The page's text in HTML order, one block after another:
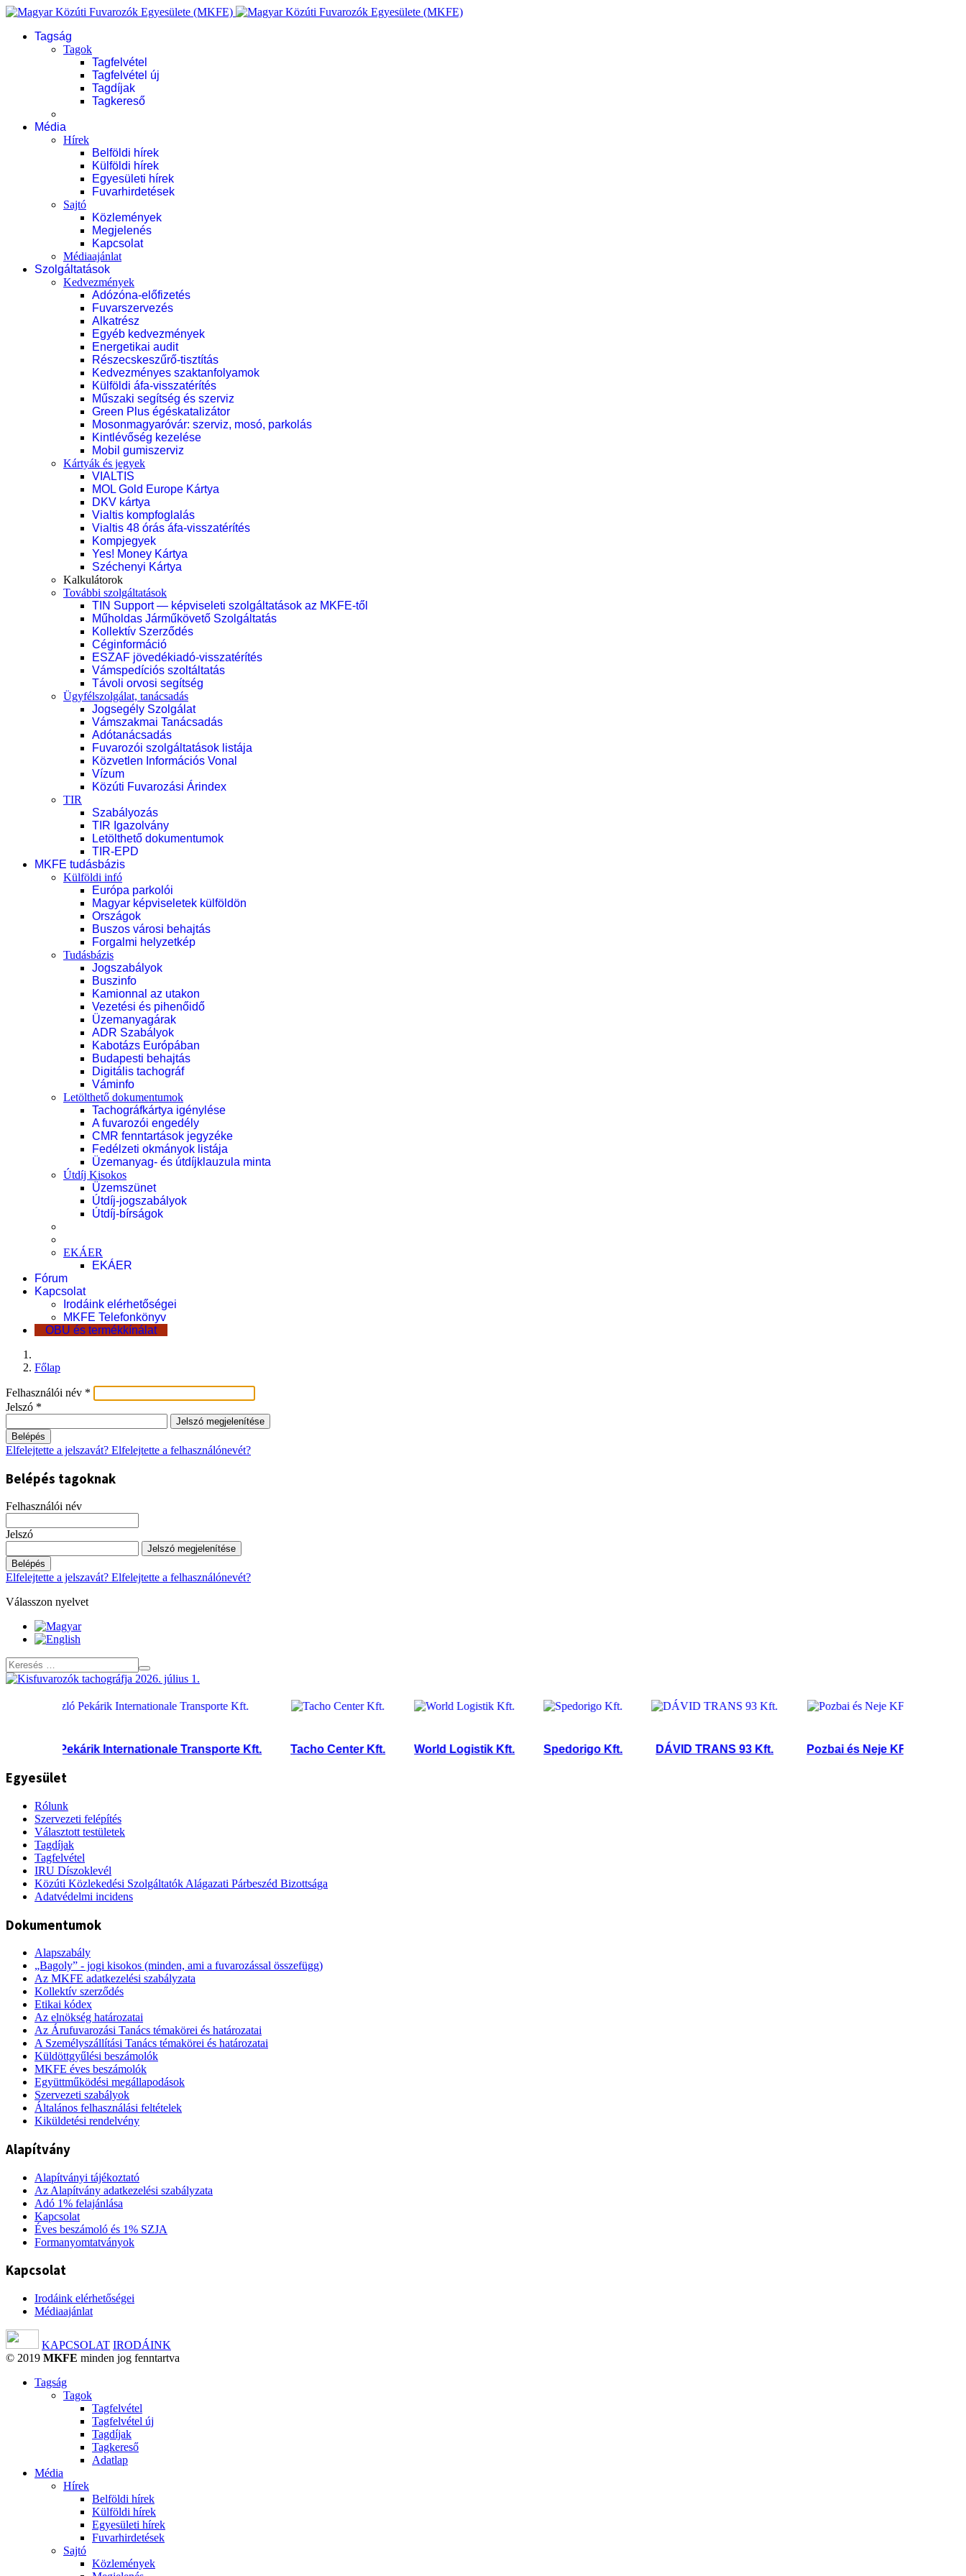
Tagság
Tagok
Tagfelvétel
Tagfelvétel új
Tagdíjak
Tagkereső
Média
Hírek
Belföldi hírek
Külföldi hírek
Egyesületi hírek
Fuvarhirdetések
Sajtó
Közlemények
Megjelenés
Kapcsolat
Médiaajánlat
Szolgáltatások
Kedvezmények
Adózóna-előfizetés
Fuvarszervezés
Alkatrész
Egyéb kedvezmények
Energetikai audit
Részecskeszűrő-tisztítás
Kedvezményes szaktanfolyamok
Külföldi áfa-visszatérítés
Műszaki segítség és szerviz
Green Plus égéskatalizátor
Mosonmagyaróvár: szerviz, mosó, parkolás
Kintlévőség kezelése
Mobil gumiszerviz
Kártyák és jegyek
VIALTIS
MOL Gold Europe Kártya
DKV kártya
Vialtis kompfoglalás
Vialtis 48 órás áfa-visszatérítés
Kompjegyek
Yes! Money Kártya
Széchenyi Kártya
Kalkulátorok
További szolgáltatások
TIN Support — képviseleti szolgáltatások az MKFE-től
Műholdas Járműkövető Szolgáltatás
Kollektív Szerződés
Céginformáció
ESZAF jövedékiadó-visszatérítés
Vámspedíciós szoltáltatás
Távoli orvosi segítség
Ügyfélszolgálat, tanácsadás
Jogsegély Szolgálat
Vámszakmai Tanácsadás
Adótanácsadás
Fuvarozói szolgáltatások listája
Közvetlen Információs Vonal
Vízum
Közúti Fuvarozási Árindex
TIR
Szabályozás
TIR Igazolvány
Letölthető dokumentumok
TIR-EPD
MKFE tudásbázis
Külföldi infó
Európa parkolói
Magyar képviseletek külföldön
Országok
Buszos városi behajtás
Forgalmi helyzetkép
Tudásbázis
Jogszabályok
Buszinfo
Kamionnal az utakon
Vezetési és pihenőidő
Üzemanyagárak
ADR Szabályok
Kabotázs Európában
Budapesti behajtás
Digitális tachográf
Váminfo
Letölthető dokumentumok
Tachográfkártya igénylése
A fuvarozói engedély
CMR fenntartások jegyzéke
Fedélzeti okmányok listája
Üzemanyag- és útdíjklauzula minta
Útdíj Kisokos
Üzemszünet
Útdíj-jogszabályok
Útdíj-bírságok
EKÁER
EKÁER
Fórum
Kapcsolat
Irodáink elérhetőségei
MKFE Telefonkönyv
OBU és termékkínálat
Főlap
Felhasználói név *
Jelszó *
Jelszó megjelenítése
Belépés
Elfelejtette a jelszavát? Elfelejtette a felhasználónevét?
Belépés tagoknak
Felhasználói név
Jelszó
Jelszó megjelenítése
Belépés
Elfelejtette a jelszavát? Elfelejtette a felhasználónevét?
Válasszon nyelvet
Pekárik Internationale Transporte Kft. Tacho Center Kft. World Logistik Kft. Spedorigo Kft. DÁVID TRANS 93 Kft. Pozbai és Neje KFT.
Egyesület
Rólunk
Szervezeti felépítés
Választott testületek
Tagdíjak
Tagfelvétel
IRU Díszoklevél
Közúti Közlekedési Szolgáltatók Alágazati Párbeszéd Bizottsága
Adatvédelmi incidens
Dokumentumok
Alapszabály
„Bagoly” - jogi kisokos (minden, ami a fuvarozással összefügg)
Az MKFE adatkezelési szabályzata
Kollektív szerződés
Etikai kódex
Az elnökség határozatai
Az Árufuvarozási Tanács témakörei és határozatai
A Személyszállítási Tanács témakörei és határozatai
Küldöttgyűlési beszámolók
MKFE éves beszámolók
Együttműködési megállapodások
Szervezeti szabályok
Általános felhasználási feltételek
Kiküldetési rendelvény
Alapítvány
Alapítványi tájékoztató
Az Alapítvány adatkezelési szabályzata
Adó 1% felajánlása
Kapcsolat
Éves beszámoló és 1% SZJA
Formanyomtatványok
Kapcsolat
Irodáink elérhetőségei
Médiaajánlat
KAPCSOLAT IRODÁINK
© 2019 MKFE minden jog fenntartva
Tagság
Tagok
Tagfelvétel
Tagfelvétel új
Tagdíjak
Tagkereső
Adatlap
Média
Hírek
Belföldi hírek
Külföldi hírek
Egyesületi hírek
Fuvarhirdetések
Sajtó
Közlemények